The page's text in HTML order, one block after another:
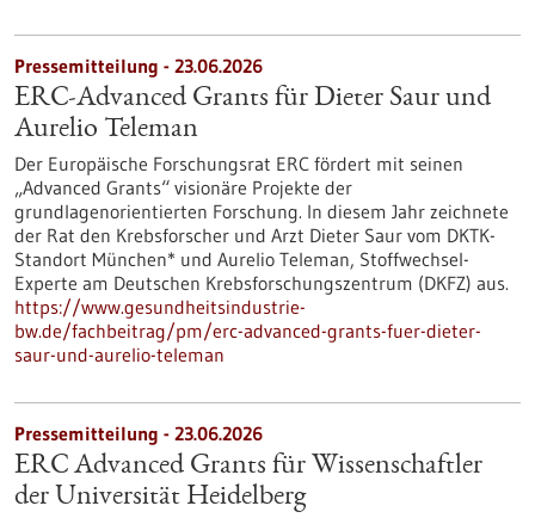
Pressemitteilung - 23.06.2026
ERC-Advanced Grants für Dieter Saur und
Aurelio Teleman
Der Europäische Forschungsrat ERC fördert mit seinen
„Advanced Grants“ visionäre Projekte der
grundlagenorientierten Forschung. In diesem Jahr zeichnete
der Rat den Krebsforscher und Arzt Dieter Saur vom DKTK-
Standort München* und Aurelio Teleman, Stoffwechsel-
Experte am Deutschen Krebsforschungszentrum (DKFZ) aus.
https://www.gesundheitsindustrie-
bw.de/fachbeitrag/pm/erc-advanced-grants-fuer-dieter-
saur-und-aurelio-teleman
Pressemitteilung - 23.06.2026
ERC Advanced Grants für Wissenschaftler
der Universität Heidelberg